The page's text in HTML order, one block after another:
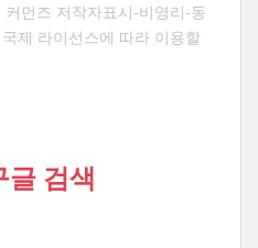
커먼즈 저작자표시-비영리-동
제 라이선스에 따라 이용할
글 검색